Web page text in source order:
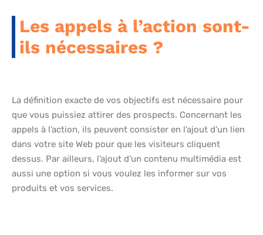
Les appels à l’action sont-
ils nécessaires ?
La définition exacte de vos objectifs est nécessaire pour
que vous puissiez attirer des prospects. Concernant les
appels à l’action, ils peuvent consister en l’ajout d’un lien
dans votre site Web pour que les visiteurs cliquent
dessus. Par ailleurs, l’ajout d’un contenu multimédia est
aussi une option si vous voulez les informer sur vos
produits et vos services.